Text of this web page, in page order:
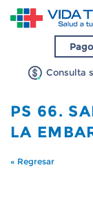
Consulta
PS 66.
LA
« Regresar